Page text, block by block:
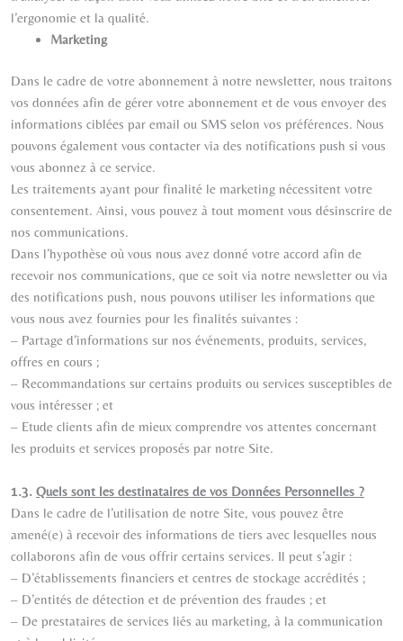
l’ergonomie et la qualité.
Marketing
Dans le cadre de votre abonnement à notre newsletter, nous traitons
vos données afin de gérer votre abonnement et de vous envoyer des
informations ciblées par email ou SMS selon vos préférences. Nous
pouvons également vous contacter via des notifications push si vous
vous abonnez à ce service.
Les traitements ayant pour finalité le marketing nécessitent votre
consentement. Ainsi, vous pouvez à tout moment vous désinscrire de
nos communications.
Dans l’hypothèse où vous nous avez donné votre accord afin de
recevoir nos communications, que ce soit via notre newsletter ou via
des notifications push, nous pouvons utiliser les informations que
vous nous avez fournies pour les finalités suivantes :
– Partage d’informations sur nos événements, produits, services,
offres en cours ;
– Recommandations sur certains produits ou services susceptibles de
vous intéresser ; et
– Etude clients afin de mieux comprendre vos attentes concernant
les produits et services proposés par notre Site.
1.3. Quels sont les destinataires de vos Données Personnelles ?
Dans le cadre de l’utilisation de notre Site, vous pouvez être
amené(e) à recevoir des informations de tiers avec lesquelles nous
collaborons afin de vous offrir certains services. Il peut s’agir :
– D’établissements financiers et centres de stockage accrédités ;
– D’entités de détection et de prévention des fraudes ; et
– De prestataires de services liés au marketing, à la communication